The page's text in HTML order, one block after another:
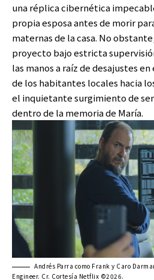
una réplica cibernética
propia esposa antes de morir
maternas de la casa. No
proyecto bajo estricta
las manos a raíz de desajustes
de los habitantes locales hacia
el inquietante surgimiento de
dentro de la memoria de María.
Andrés Parra como Frank y Caro
Engineer. Cr. Cortesía Netflix ©2026.